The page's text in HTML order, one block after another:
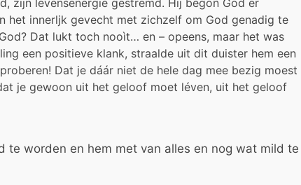
het innerljk gevecht met zichzelf om God genadig te
Dat lukt toch nooìt… en – opeens, maar het was
een positieve klank, straalde uit dit duister hem een
Dat je dáár niet de hele dag mee bezig moest
je gewoon uit het geloof moet léven, uit het geloof
te worden en hem met van alles en nog wat mild te